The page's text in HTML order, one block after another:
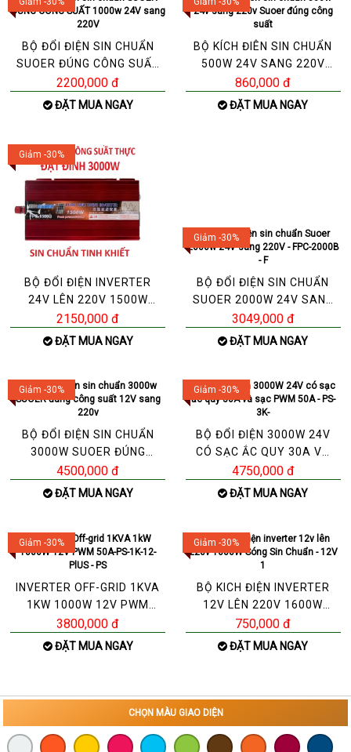
BỘ ĐỔI ĐIỆN SIN CHUẨN
SUOER ĐÚNG CÔNG SUẤT
1000W 24V SANG 220V
2200,000 đ
ĐẶT MUA NGAY
BỘ KÍCH ĐIÊN SIN CHUẨN
500W 24V SANG 220V
SUOER ĐÚNG CÔNG SUẤT
860,000 đ
ĐẶT MUA NGAY
Giảm -30%
BỘ ĐỔI ĐIỆN INVERTER
24V LÊN 220V 1500W
SUOER SINE CHUẨN ĐÚNG
2150,000 đ
ĐẶT MUA NGAY
Giảm -30%
BỘ ĐỔI ĐIỆN SIN CHUẨN
SUOER 2000W 24V SANG
220V - FPC-2000B - F
3049,000 đ
ĐẶT MUA NGAY
Giảm -30%
BỘ ĐỔI ĐIỆN SIN CHUẨN
3000W SUOER ĐÚNG
CÔNG SUẤT 12V SANG
220V
4500,000 đ
ĐẶT MUA NGAY
Giảm -30%
BỘ ĐỔI ĐIỆN 3000W 24V
CÓ SẠC ẮC QUY 30A VÀ
SẠC PWM 50A - PS-3K-
4750,000 đ
ĐẶT MUA NGAY
Giảm -30%
INVERTER OFF-GRID 1KVA
1KW 1000W 12V PWM
50A-PS-1K-12-PLUS - PS
3800,000 đ
ĐẶT MUA NGAY
Giảm -30%
BỘ KICH ĐIỆN INVERTER
12V LÊN 220V 1600W
SÓNG SIN CHUẨN - 12V 1
750,000 đ
ĐẶT MUA NGAY
CHỌN MÀU GIAO DIỆN